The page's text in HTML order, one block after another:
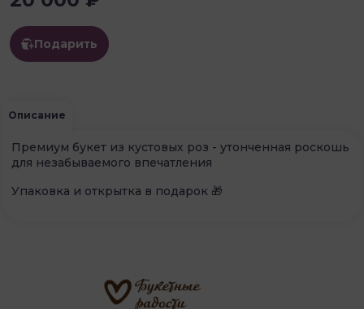
Подарить
Описание
Премиум букет из кустовых роз - утонченная роскошь
для незабываемого впечатления
Упаковка и открытка в подарок 🎁